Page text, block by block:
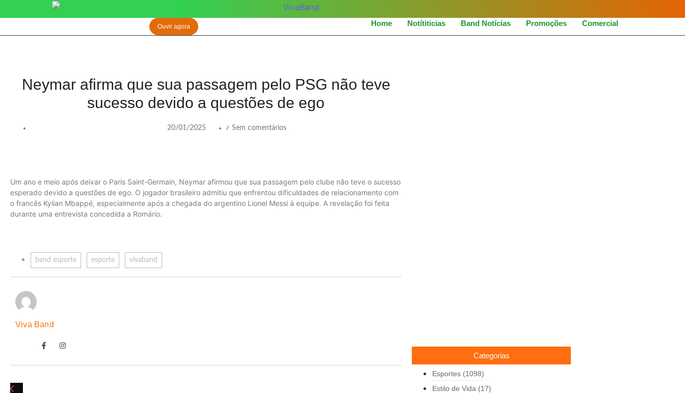
Home Notítiticias Band Notícias Promoções Comercial
Ouvir agora
Neymar afirma que sua passagem pelo PSG não teve
sucesso devido a questões de ego
20/01/2025 / Sem comentários
Um ano e meio após deixar o Paris Saint-Germain, Neymar afirmou que sua passagem pelo clube não teve o sucesso
esperado devido a questões de ego. O jogador brasileiro admitiu que enfrentou dificuldades de relacionamento com
o francês Kylian Mbappé, especialmente após a chegada do argentino Lionel Messi à equipe. A revelação foi feita
durante uma entrevista concedida a Romário.
band esporte esporte vivaband
Viva Band
Categorias
Esportes (1098)
Estilo de Vida (17)